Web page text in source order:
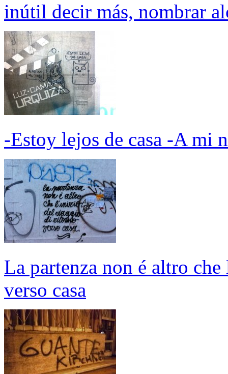
inútil decir más, nombrar
-Estoy lejos de casa -A mi
La partenza non é altro
verso casa